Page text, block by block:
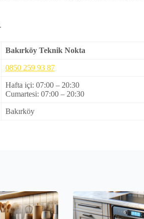
Bakırköy Teknik Nokta
0850 259 93 87
Hafta içi: 07:00 – 20:30
Cumartesi: 07:00 – 20:30
Bakırköy